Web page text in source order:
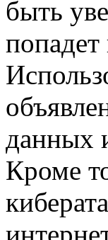
быть
данных
Кроме